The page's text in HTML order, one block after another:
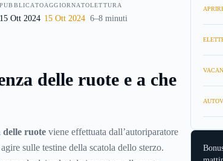
PUBBLICATO
15 Ott 2024
AGGIORNATO
15 Ott 2024
LETTURA
6–8 minuti
delle ruote e a che
delle ruoteviene effettuata dall’autoriparatore
sulle testine della scatola dello sterzo.